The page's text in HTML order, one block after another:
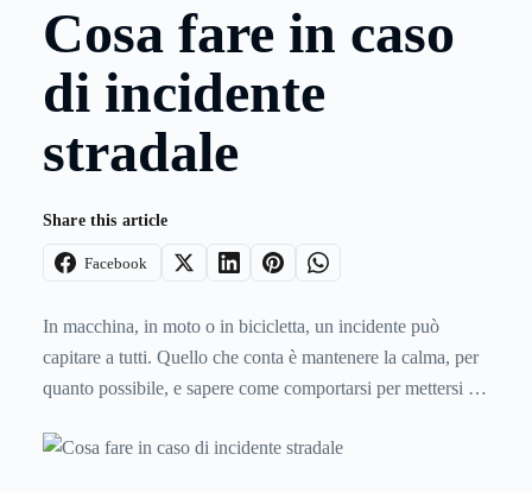
Cosa fare in caso
di incidente
stradale
Share this article
Facebook
In macchina, in moto o in bicicletta, un incidente può
capitare a tutti. Quello che conta è mantenere la calma, per
quanto possibile, e sapere come comportarsi per mettersi in
amichevole indispensabile in caso di sinistro. Ecco allora